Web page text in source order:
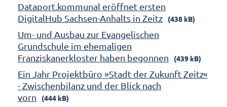
Dataport.kommunal eröffnet ersten
DigitalHub Sachsen-Anhalts in Zeitz
(438 kB)
Um- und Ausbau zur Evangelischen
Grundschule im ehemaligen
Franziskanerkloster haben begonnen
(439 kB)
Ein Jahr Projektbüro »Stadt der Zukunft Zeitz«
- Zwischenbilanz und der Blick nach
vorn
(444 kB)